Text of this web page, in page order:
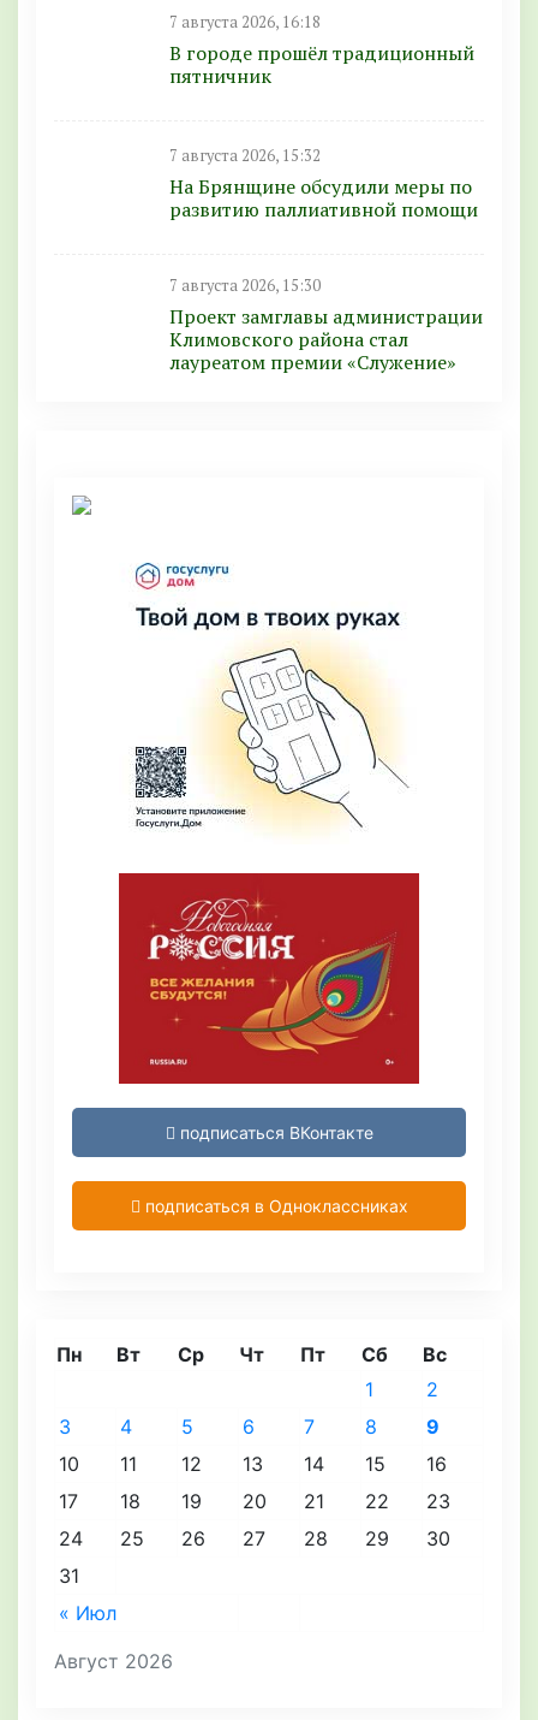
7 августа 2026, 16:18
В городе прошёл традиционный
пятничник
7 августа 2026, 15:32
На Брянщине обсудили меры по
развитию паллиативной помощи
7 августа 2026, 15:30
Проект замглавы администрации
Климовского района стал
лауреатом премии «Служение»
подписаться ВКонтакте
подписаться в Одноклассниках
Август 2026
Пн Вт Ср Чт Пт Сб Вс
« Июл
1
2
3
4 5 6 7 8
9
10
11 12 13 14 15
16
17
18 19 20 21 22
23
24
25 26 27 28 29
30
31